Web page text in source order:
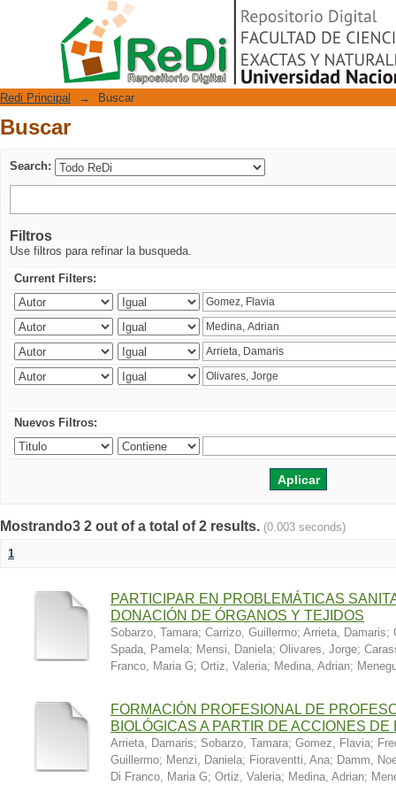
Repositorio Digital
Redi Principal → Buscar
Buscar
Search:
Filtros
Use filtros para refinar la busqueda.
Current Filters:
Nuevos Filtros:
Mostrando3 2 out of a total of 2 results. (0.003 seconds)
1
PARTICIPAR EN PROBLEMÁTICAS
DONACIÓN DE ÓRGANOS Y TEJIDOS
Sobarzo, Tamara; Carrizo, Guillermo; Arrieta, Damaris;
Spada, Pamela; Mensi, Daniela; Olivares, Jorge;
Franco, Maria G; Ortiz, Valeria; Medina, Adrian;
FORMACIÓN PROFESIONAL DE
BIOLÓGICAS A PARTIR DE ACCIONES DE
Arrieta, Damaris; Sobarzo, Tamara; Gomez, Flavia;
Guillermo; Menzi, Daniela; Fioraventti, Ana; Damm,
Di Franco, Maria G; Ortiz, Valeria; Medina, Adrian;